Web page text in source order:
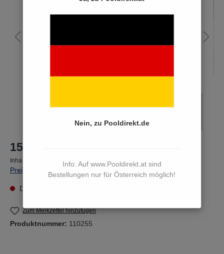
Nein, zu Pooldirekt.de
Info: Auf www.Pooldirekt.at sind
Bestellungen nur für Österreich möglich!
15,00 €*
Inhalt:
Preise inkl. MwSt. zzgl. Versandkosten
Dieser Artikel kann derzeit nicht bestellt werden
Zum Merkzettel hinzufügen
Produktnummer: 110255